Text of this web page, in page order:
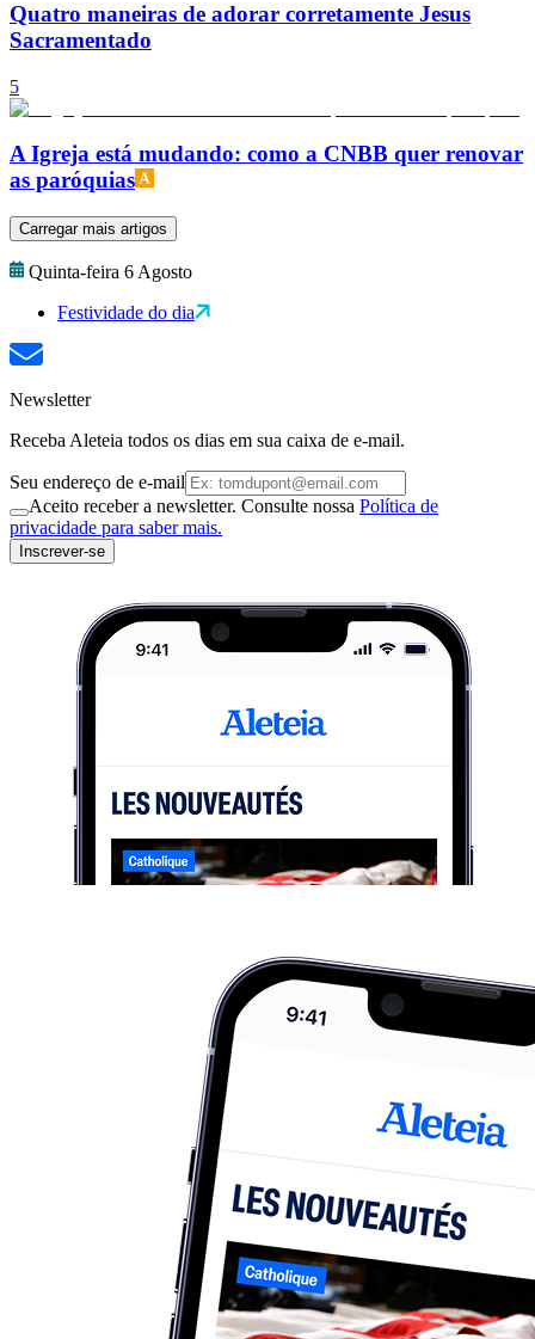
Quatro maneiras de adorar corretamente Jesus
Sacramentado
5
A Igreja está mudando: como a CNBB quer renovar
as paróquias
Carregar mais artigos
Quinta-feira 6 Agosto
Festividade do dia
Newsletter
Receba Aleteia todos os dias em sua caixa de e-mail.
Seu endereço de e-mail
Aceito receber a newsletter. Consulte nossa Política de
privacidade para saber mais.
Inscrever-se